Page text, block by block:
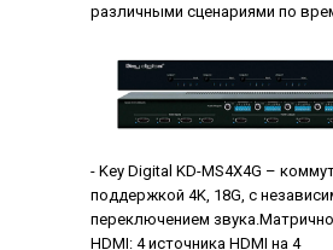
различными сценариями по
- Key Digital KD-MS4X4G –
поддержкой 4K, 18G, с
переключением
HDMI: 4 источника HDMI на 4